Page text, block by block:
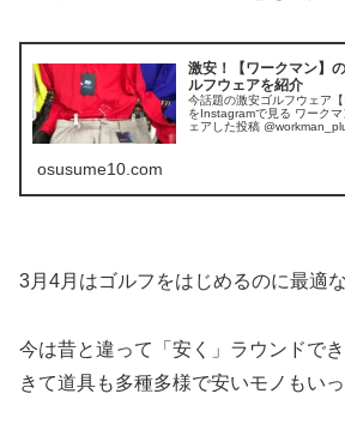
激安！【ワークマン】
ルフウェアを紹介
今話題の激安ゴルフウェア
をInstagramで見る ワーク
ェアした投稿
osusume10.com
3月4月はゴルフをはじめるのに最適
今は昔と違って「安く」ラウンドで
きて道具も多種多様で安いモノもい